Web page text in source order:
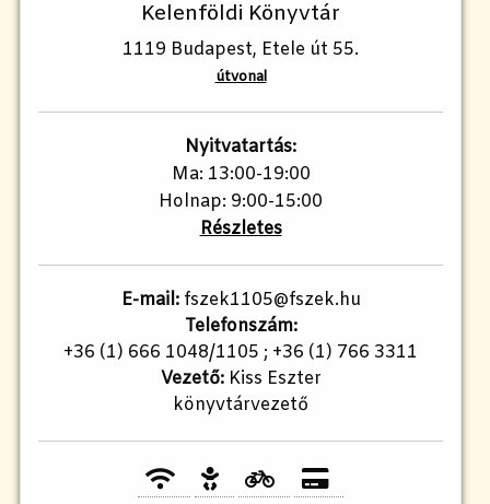
Kelenföldi Könyvtár
1119 Budapest, Etele út 55.
útvonal
Nyitvatartás:
Ma: 13:00-19:00
Holnap: 9:00-15:00
Részletes
E-mail:fszek1105@fszek.hu
Telefonszám:
+36 (1) 666 1048/1105 ; +36 (1) 766 3311
Vezető:Kiss Eszter
könyvtárvezető